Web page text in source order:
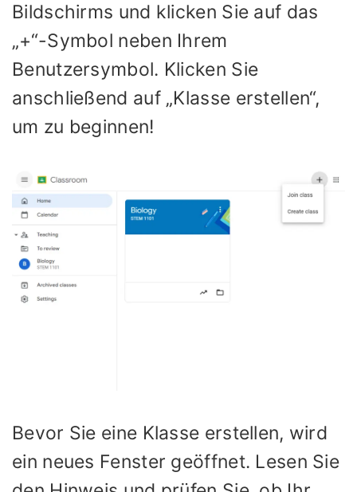
Bildschirms und klicken Sie auf das
„+“-Symbol neben Ihrem
Benutzersymbol. Klicken Sie
anschließend auf „Klasse erstellen“,
um zu beginnen!
Bevor Sie eine Klasse erstellen, wird
ein neues Fenster geöffnet. Lesen Sie